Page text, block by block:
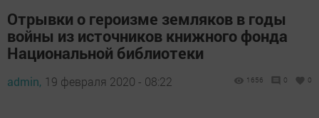
Отрывки о героизме земляков в годы
войны из источников книжного фонда
Национальной библиотеки
admin, 19 февраля 2020 - 08:22 1656 0 0